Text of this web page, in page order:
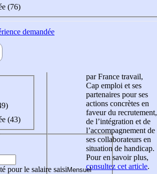
(76)
demandée
(43)
pour le salaire saisi
par France travail,
Cap emploi et ses
partenaires pour ses
actions concrètes en
faveur du recrutement,
de l’intégration et de
l’accompagnement de
ses collaborateurs en
situation de handicap.
Pour en savoir plus,
consultez cet article.